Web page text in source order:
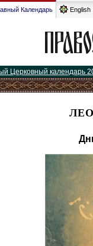
Календарь English
Церковный календарь